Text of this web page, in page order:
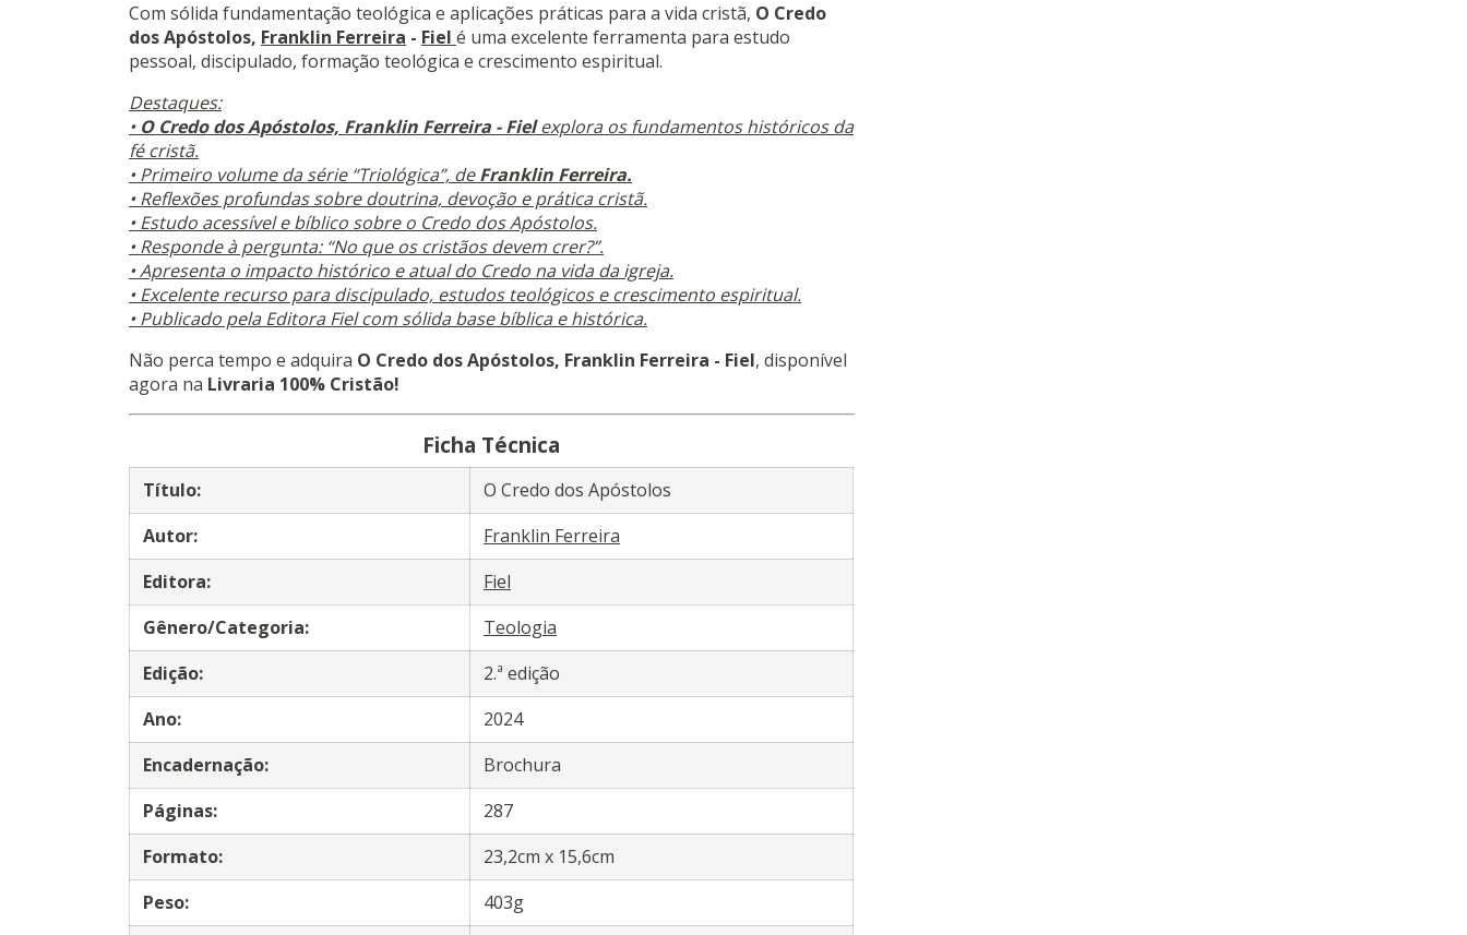
Com sólida fundamentação teológica e aplicações práticas para a vida cristã, O Credo
dos Apóstolos, Franklin Ferreira - Fiel é uma excelente ferramenta para estudo
pessoal, discipulado, formação teológica e crescimento espiritual.
Destaques:
• O Credo dos Apóstolos, Franklin Ferreira -Fiel explora os fundamentos históricos da
fé cristã.
• Primeiro volume da série “Triológica”, deFranklin Ferreira.
• Reflexões profundas sobre doutrina, devoção e prática cristã.
• Estudo acessível e bíblico sobre o Credo dos Apóstolos.
• Responde à pergunta: “No que os cristãos devem crer?”.
• Apresenta o impacto histórico e atual do Credo na vida da igreja.
• Excelente recurso para discipulado, estudos teológicos e crescimento espiritual.
• Publicado pela Editora Fiel com sólida base bíblica e histórica.
Não perca tempo e adquira O Credo dos Apóstolos, Franklin Ferreira - Fiel, disponível
agora na Livraria 100% Cristão!
Ficha Técnica
Título:
O Credo dos Apóstolos
Autor:
Franklin Ferreira
Editora:
Fiel
Gênero/Categoria:
Teologia
Edição:
2.ª edição
Ano:
2024
Encadernação:
Brochura
Páginas:
287
Formato:
23,2cm x 15,6cm
Peso:
403g